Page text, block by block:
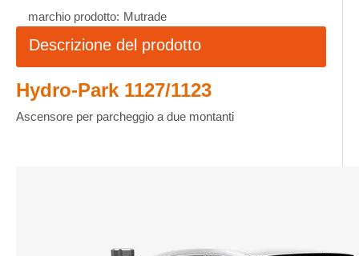
marchio prodotto: Mutrade
Descrizione del prodotto
Hydro-Park 1127/1123
Ascensore per parcheggio a due montanti